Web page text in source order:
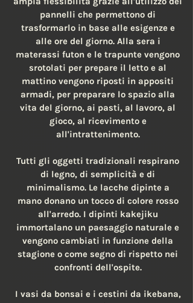
pannelli che permettono di
trasformarlo in base alle esigenze e
alle ore del giorno. Alla sera i
materassi futon e le trapunte vengono
srotolati per prepare il letto e al
mattino vengono riposti in appositi
armadi, per preparare lo spazio alla
vita del giorno, ai pasti, al lavoro, al
gioco, al ricevimento e
all'intrattenimento.
Tutti gli oggetti tradizionali respirano
di legno, di semplicità e di
minimalismo. Le lacche dipinte a
mano donano un tocco di colore rosso
all'arredo. I dipinti kakejiku
immortalano un paesaggio naturale e
vengono cambiati in funzione della
stagione o come segno di rispetto nei
confronti dell'ospite.
I vasi da bonsai e i cestini da ikebana,